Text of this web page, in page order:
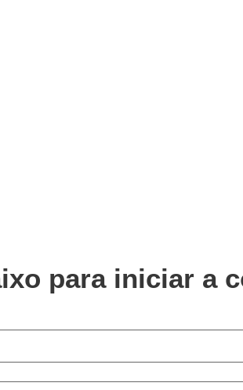
para iniciar a